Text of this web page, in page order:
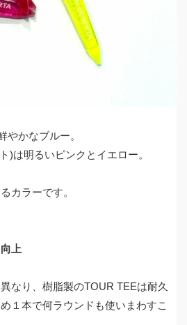
やかなブルー。
)は明るいピンクとイエロー。
カラーです。
上
なり、樹脂製のTOUR TEEは耐久
１本で何ラウンドも使いまわすこ